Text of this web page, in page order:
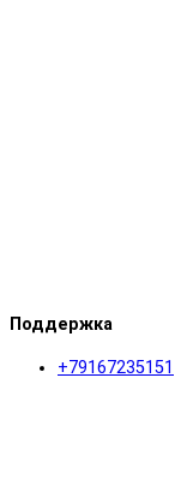
Поддержка
+79167235151